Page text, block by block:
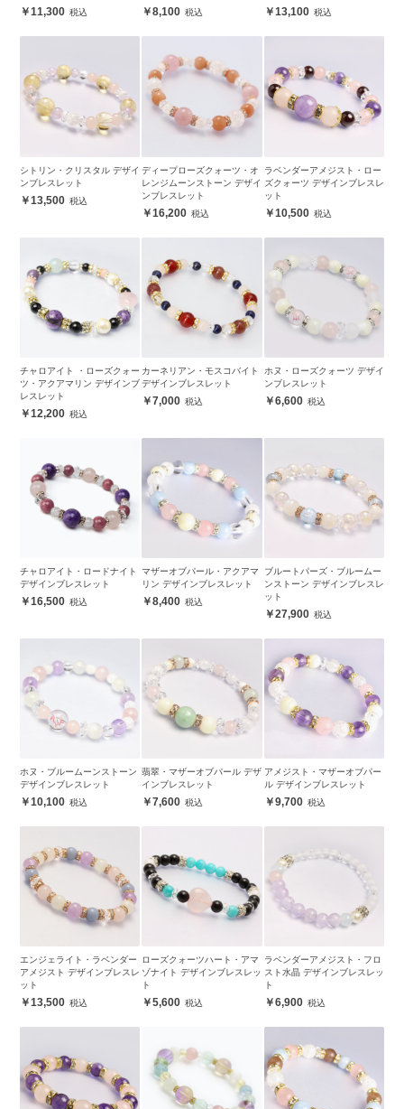
11,300 8,100 13,100
シトリン・クリスタル デザイ
ンブレスレット
13,500
ディープローズクォーツ・オ
レンジムーンストーン デザイ
ンブレスレット
16,200
ラベンダーアメジスト・ロー
ズクォーツ デザインブレスレ
ット
10,500
チャロアイト ・ローズクォー
ツ・アクアマリン デザインブ
レスレット
12,200
カーネリアン・モスコバイト
デザインブレスレット
7,000
ホヌ・ローズクォーツ デザイ
ンブレスレット
6,600
チャロアイト・ロードナイト
デザインブレスレット
16,500
マザーオブパール・アクアマ
リン デザインブレスレット
8,400
ブルートパーズ・ブルームー
ンストーン デザインブレスレ
ット
27,900
ホヌ・ブルームーンストーン
デザインブレスレット
10,100
翡翠・マザーオブパール デザ
インブレスレット
7,600
アメジスト・マザーオブパー
ル デザインブレスレット
9,700
エンジェライト・ラベンダー
アメジスト デザインブレスレ
ット
13,500
ローズクォーツハート・アマ
ゾナイト デザインブレスレッ
ト
5,600
ラベンダーアメジスト・フロ
スト水晶 デザインブレスレッ
ト
6,900